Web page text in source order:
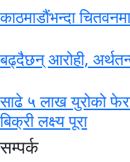
काठमाडौंभन्दा
बढ्दैछन् आरोही,
साढे ५ लाख युरोको
बिक्री लक्ष्य पूरा
सम्पर्क